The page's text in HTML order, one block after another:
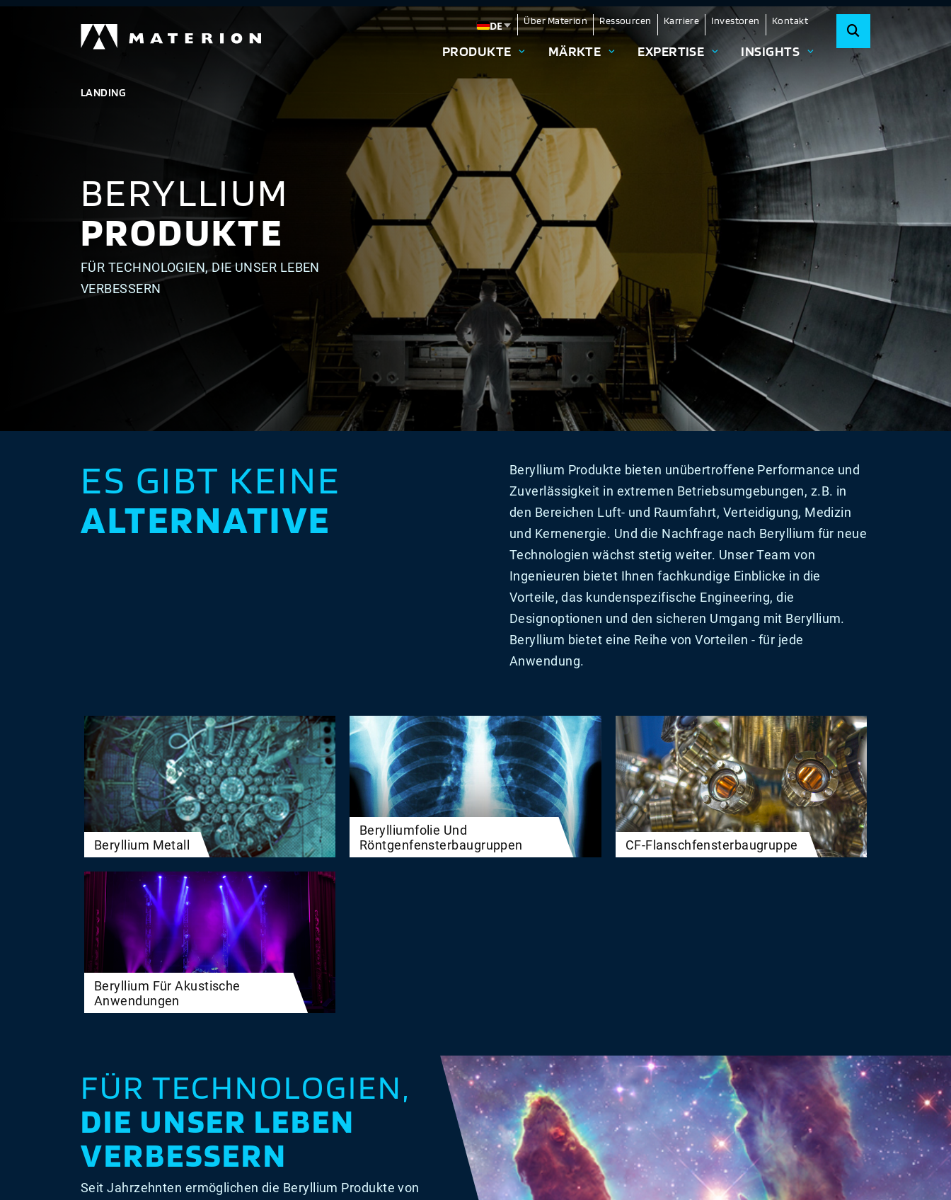
DE
Change language
Über Materion Ressourcen Karriere Investoren Kontakt
PRODUKTE MÄRKTE EXPERTISE INSIGHTS
LANDING
BERYLLIUM
PRODUKTE
FÜR TECHNOLOGIEN, DIE UNSER LEBEN
VERBESSERN
ES GIBT KEINE
ALTERNATIVE
Beryllium Produkte bieten unübertroffene Performance und
Zuverlässigkeit in extremen Betriebsumgebungen, z.B. in
den Bereichen Luft- und Raumfahrt, Verteidigung, Medizin
und Kernenergie. Und die Nachfrage nach Beryllium für neue
Technologien wächst stetig weiter. Unser Team von
Ingenieuren bietet Ihnen fachkundige Einblicke in die
Vorteile, das kundenspezifische Engineering, die
Designoptionen und den sicheren Umgang mit Beryllium.
Beryllium bietet eine Reihe von Vorteilen - für jede
Anwendung.
Beryllium Metall
Berylliumfolie Und
Röntgenfensterbaugruppen
CF-Flanschfensterbaugruppe
Beryllium Für Akustische
Anwendungen
FÜR TECHNOLOGIEN,
DIE UNSER LEBEN
VERBESSERN
Seit Jahrzehnten ermöglichen die Beryllium Produkte von